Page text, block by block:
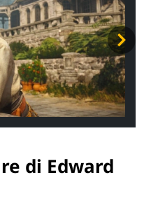
di Edward